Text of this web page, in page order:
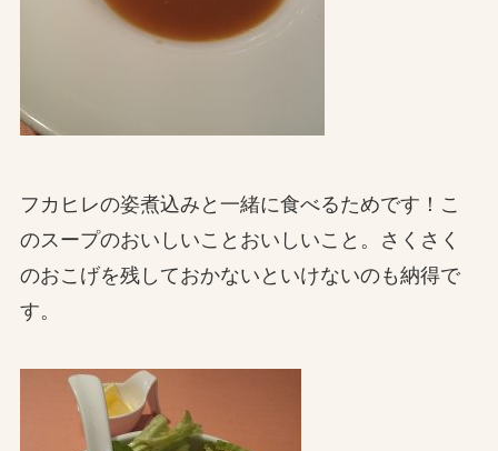
フカヒレの姿煮込みと一緒に食べるためです！こ
のスープのおいしいことおいしいこと。さくさく
のおこげを残しておかないといけないのも納得で
す。